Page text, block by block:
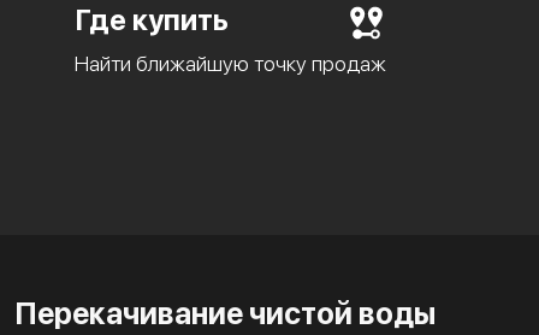
Где купить
Найти ближайшую точку продаж
Перекачивание чистой воды